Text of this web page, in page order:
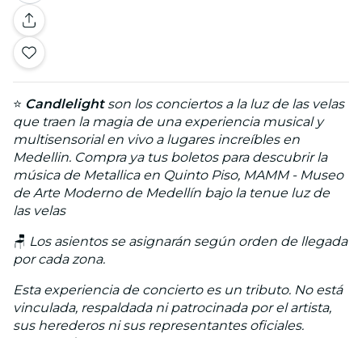
⭐ Candlelightson los conciertos a la luz de las velas
que traen la magia de una experiencia musical y
multisensorial en vivo a lugares increíbles en
Medellin. Compra ya tus boletos para descubrir la
música de Metallica en Quinto Piso, MAMM - Museo
de Arte Moderno de Medellín bajo la tenue luz de
las velas
🪑 Los asientos se asignarán según orden de llegada
por cada zona.
Esta experiencia de concierto es un tributo. No está
vinculada, respaldada ni patrocinada por el artista,
sus herederos ni sus representantes oficiales.